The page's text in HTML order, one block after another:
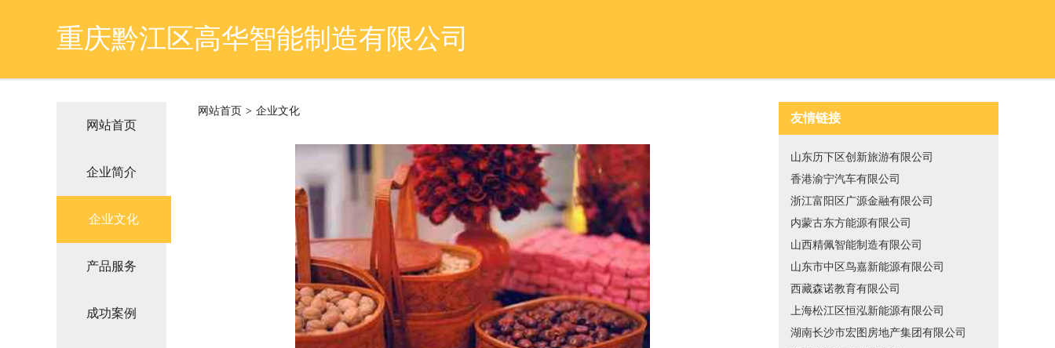
重庆黔江区高华智能制造有限公司
网站首页
企业简介
企业文化
产品服务
成功案例
网站首页 > 企业文化
友情链接
山东历下区创新旅游有限公司
香港渝宁汽车有限公司
浙江富阳区广源金融有限公司
内蒙古东方能源有限公司
山西精佩智能制造有限公司
山东市中区鸟嘉新能源有限公司
西藏森诺教育有限公司
上海松江区恒泓新能源有限公司
湖南长沙市宏图房地产集团有限公司